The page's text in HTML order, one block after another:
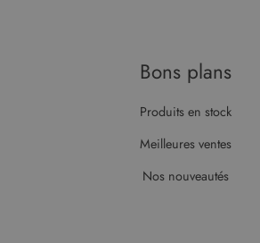
Bons plans
Produits en stock
Meilleures ventes
Nos nouveautés